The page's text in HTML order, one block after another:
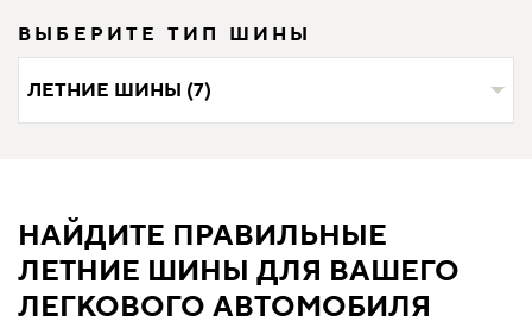
ВЫБЕРИТЕ ТИП ШИНЫ
ЛЕТНИЕ ШИНЫ (7)
НАЙДИТЕ ПРАВИЛЬНЫЕ
ЛЕТНИЕ ШИНЫ ДЛЯ ВАШЕГО
ЛЕГКОВОГО АВТОМОБИЛЯ